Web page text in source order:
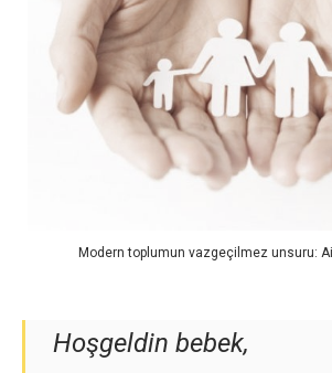
Modern toplumun vazgeçilmez unsuru:
Hoşgeldin bebek,